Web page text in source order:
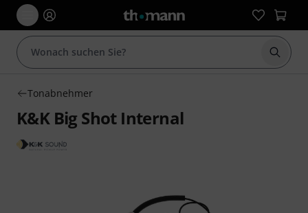
Suche
Tonabnehmer
K&K Big Shot Internal